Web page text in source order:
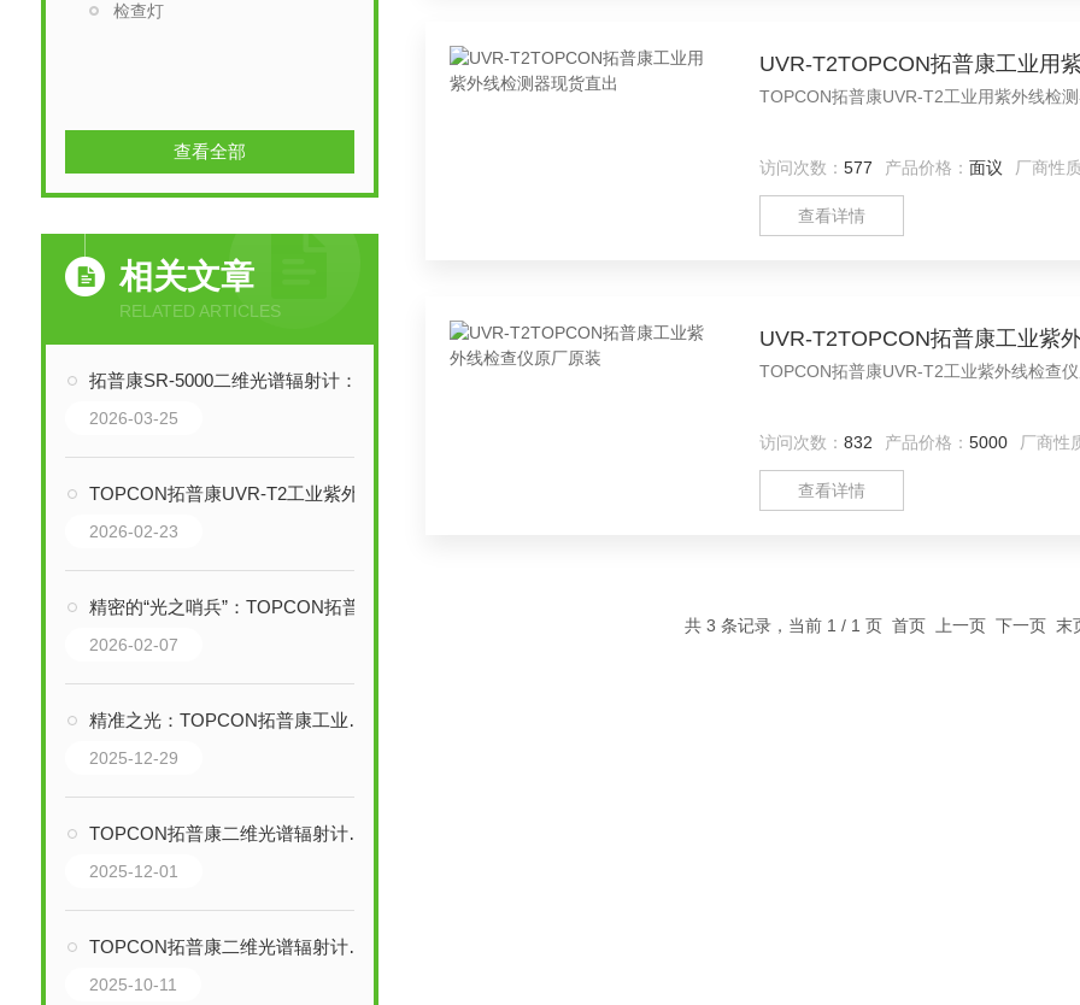
检查灯
查看全部
相关文章
RELATED ARTICLES
拓普康SR-5000二维光谱辐射计：1nm分光精度的面测量解决方案
2026-03-25
TOPCON拓普康UVR-T2工业紫外线检查仪：精准量测，智控紫外
2026-02-23
精密的“光之哨兵”：TOPCON拓普康UVR-T2工业紫外线检查仪的技术与应用全景
2026-02-07
精准之光：TOPCON拓普康工业紫外线检查仪的技术解析与全场景应用
2025-12-29
TOPCON拓普康二维光谱辐射计：精准捕捉每一缕光的科学利器
2025-12-01
TOPCON拓普康二维光谱辐射计：点亮精准测量之光
2025-10-11
UVR-T2TOPCON拓普康工业用
TOPCON拓普康UVR-T2工业用紫外线检
访问次数： 577 产品价格： 面议 厂商性质
查看详情
UVR-T2TOPCON拓普康工业紫
TOPCON拓普康UVR-T2工业紫外线检查
访问次数： 832 产品价格： 5000 厂商性
查看详情
共 3 条记录，当前 1 / 1 页 首页 上一页 下一页 末